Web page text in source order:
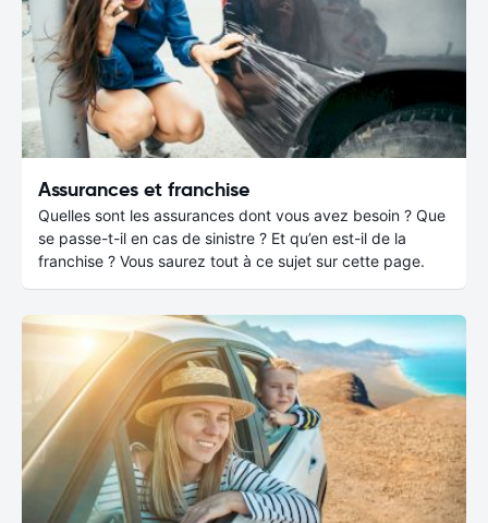
Assurances et franchise
Quelles sont les assurances dont vous avez besoin ? Que
se passe-t-il en cas de sinistre ? Et qu’en est-il de la
franchise ? Vous saurez tout à ce sujet sur cette page.